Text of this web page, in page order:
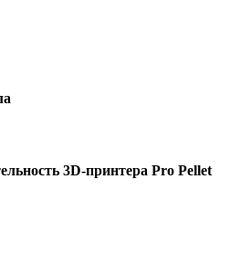
3D-принтера Pro Pellet